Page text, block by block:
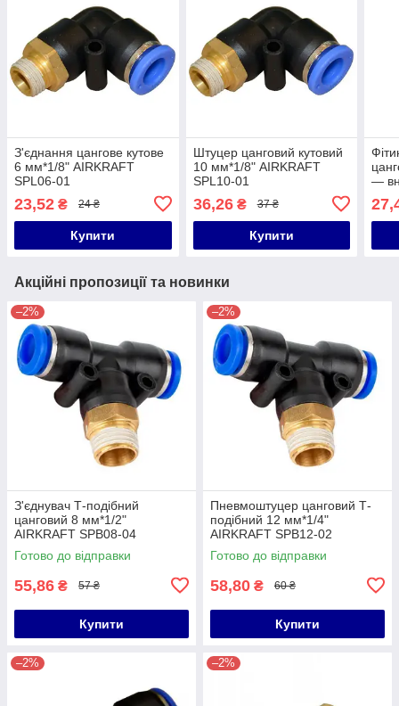
З'єднання цангове кутове
6 мм*1/8" AIRKRAFT
SPL06-01
23,52 ₴ 24 ₴
Купити
Штуцер цанговий кутовий
10 мм*1/8" AIRKRAFT
SPL10-01
36,26₴ 37 ₴
Купити
—
Акційні пропозиції та новинки
–2%
З'єднувач Т-подібний
цанговий 8 мм*1/2"
AIRKRAFT SPB08-04
Готово до відправки
55,86 ₴ 57 ₴
Купити
–2%
Пневмоштуцер цанговий Т-
подібний 12 мм*1/4"
AIRKRAFT SPB12-02
Готово до відправки
58,80 ₴ 60 ₴
Купити
–2% –2%